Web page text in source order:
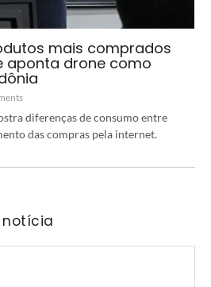
mais comprados
aponta drone como
diferenças de consumo entre
das compras pela internet.
notícia